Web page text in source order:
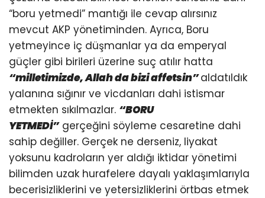
“boru yetmedi” mantığı ile cevap alırsınız
mevcut AKP yönetiminden. Ayrıca, Boru
yetmeyince iç düşmanlar ya da emperyal
güçler gibi birileri üzerine suç atılır hatta
“milletimizde, Allah da bizi affetsin”aldatıldık
yalanına sığınır ve vicdanları dahi istismar
etmekten sıkılmazlar. “BORU
YETMEDİ”gerçeğini söyleme cesaretine dahi
sahip değiller. Gerçek ne derseniz, liyakat
yoksunu kadroların yer aldığı iktidar yönetimi
bilimden uzak hurafelere dayalı yaklaşımlarıyla
becerisizliklerini ve yetersizliklerini örtbas etmek